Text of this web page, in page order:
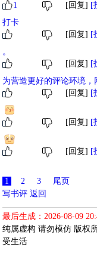
1
[回复] [
打卡
[回复] [
。
[回复] [
为营造更好的评论环境
评论暂时仅在发评用户后
正常展示。
[回复] [
[回复] [
[回复] [
1 2 3
尾页
写书评 返回
最后生成：2026-08-09
纯属虚构 请勿模仿 版权
受生活